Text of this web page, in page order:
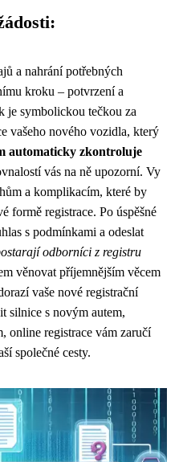
a nahrání potřebných
kroku – potvrzení a
je symbolickou tečkou za
vašeho nového vozidla, který
automaticky zkontroluje
vás na ně upozorní. Vy
a komplikacím, které by
formě registrace. Po úspěšné
s podmínkami a odeslat
odborníci z registru
věnovat příjemnějším věcem
vaše nové registrační
silnice s novým autem,
online registrace vám zaručí
společné cesty.